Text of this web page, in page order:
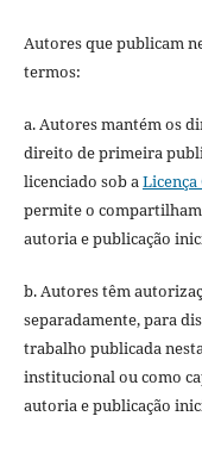
Autores que publicam
termos:
a. Autores mantém os
direito de primeira
licenciado sob a
permite o
autoria e publicação
b. Autores têm
separadamente, para
trabalho publicada
institucional ou como
autoria e publicação